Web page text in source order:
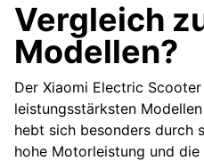
Vergleich
Modellen?
Der Xiaomi Electric
leistungsstärksten
hebt sich besonders durch
hohe Motorleistung und